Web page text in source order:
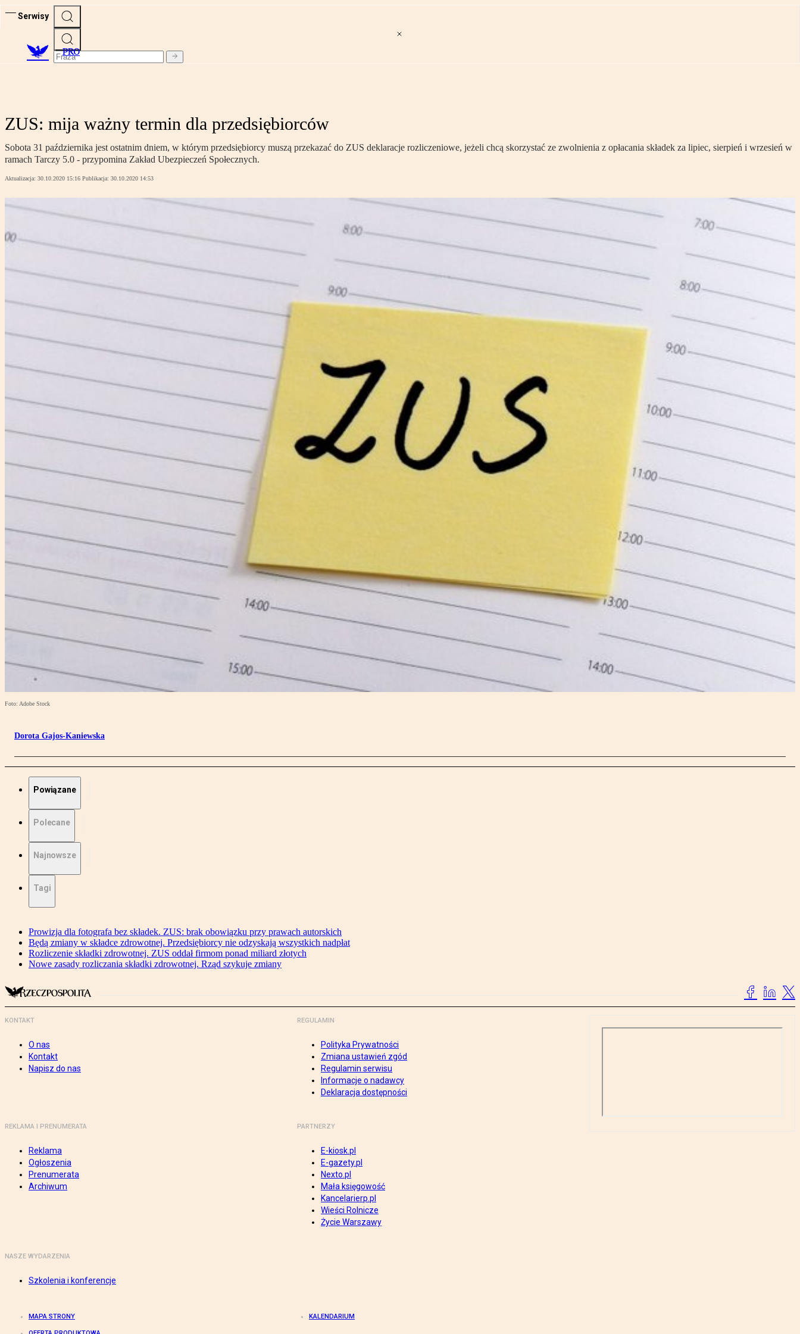
Serwisy
PRO
ZUS: mija ważny termin dla przedsiębiorców
Sobota 31 października jest ostatnim dniem, w którym przedsiębiorcy muszą przekazać do ZUS deklaracje rozliczeniowe, jeżeli chcą skorzystać ze zwolnienia z opłacania składek za lipiec, sierpień i wrzesień w
ramach Tarczy 5.0 - przypomina Zakład Ubezpieczeń Społecznych.
Aktualizacja: 30.10.2020 15:16 Publikacja: 30.10.2020 14:53
Foto: Adobe Stock
Dorota Gajos-Kaniewska
Powiązane
Polecane
Najnowsze
Tagi
Prowizja dla fotografa bez składek. ZUS: brak obowiązku przy prawach autorskich
Będą zmiany w składce zdrowotnej. Przedsiębiorcy nie odzyskają wszystkich nadpłat
Rozliczenie składki zdrowotnej. ZUS oddał firmom ponad miliard złotych
Nowe zasady rozliczania składki zdrowotnej. Rząd szykuje zmiany
KONTAKT
O nas
Kontakt
Napisz do nas
REGULAMIN
Polityka Prywatności
Zmiana ustawień zgód
Regulamin serwisu
Informacje o nadawcy
Deklaracja dostępności
REKLAMA I PRENUMERATA
Reklama
Ogłoszenia
Prenumerata
Archiwum
PARTNERZY
E-kiosk.pl
E-gazety.pl
Nexto.pl
Mała księgowość
Kancelarierp.pl
Wieści Rolnicze
Życie Warszawy
NASZE WYDARZENIA
Szkolenia i konferencje
MAPA STRONY KALENDARIUM